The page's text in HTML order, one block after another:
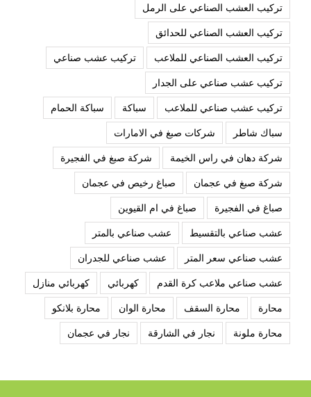
تركيب العشب الصناعي على الرمل
تركيب العشب الصناعي للحدائق
تركيب العشب الصناعي للملاعب
تركيب عشب صناعي
تركيب عشب صناعي على الجدار
تركيب عشب صناعي للملاعب
سباكة
سباكة الحمام
سباك شاطر
شركات صبغ في الامارات
شركة دهان في راس الخيمة
شركة صبغ في الفجيرة
شركة صبغ في عجمان
صباغ رخيص في عجمان
صباغ في الفجيرة
صباغ في ام القيوين
عشب صناعي بالتقسيط
عشب صناعي بالمتر
عشب صناعي سعر المتر
عشب صناعي للجدران
عشب صناعي ملاعب كرة القدم
كهربائي
كهربائي منازل
محارة
محارة السقف محارة الوان
محارة بلانكو
محارة ملونة
نجار في الشارقة نجار في عجمان